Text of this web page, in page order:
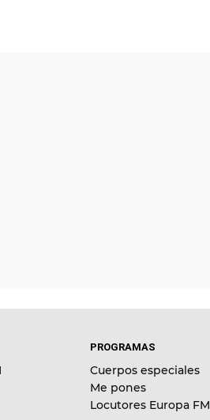
PROGRAMAS
Cuerpos especiales
Me pones
Locutores Europa FM